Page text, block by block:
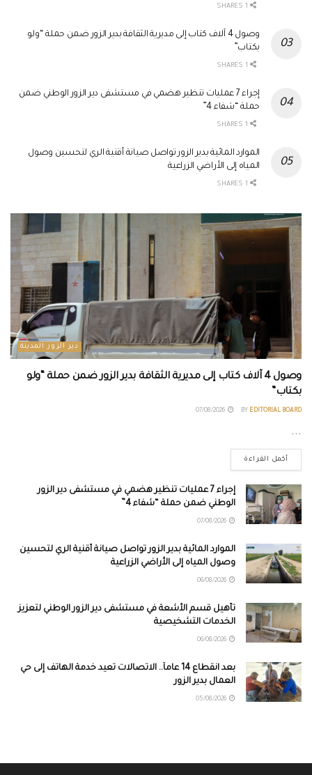
وصول 4 آلاف كتاب إلى مديرية الثقافة بدير الزور ضمن حملة “ولو
بكتاب”
إجراء 7 عمليات تنظير هضمي في مستشفى دير الزور الوطني ضمن
حملة “شفاء 4”
الموارد المائية بدير الزور تواصل صيانة أقنية الري لتحسين وصول
المياه إلى الأراضي الزراعية
دير الزور المدينة
وصول 4 آلاف كتاب إلى مديرية الثقافة بدير الزور ضمن حملة “ولو
بكتاب”
BY EDITORIAL BOARD
...
أكمل القراءة
إجراء 7 عمليات تنظير هضمي في مستشفى دير الزور
الوطني ضمن حملة “شفاء 4”
الموارد المائية بدير الزور تواصل صيانة أقنية الري لتحسين
وصول المياه إلى الأراضي الزراعية
تأهيل قسم الأشعة في مستشفى دير الزور الوطني لتعزيز
الخدمات التشخيصية
بعد انقطاع 14 عاماً.. الاتصالات تعيد خدمة الهاتف إلى حي
العمال بدير الزور